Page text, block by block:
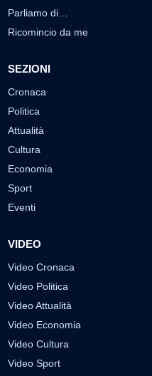
Parliamo di…
Ricomincio da me
SEZIONI
Cronaca
Politica
Attualità
Cultura
Economia
Sport
Eventi
VIDEO
Video Cronaca
Video Politica
Video Attualità
Video Economia
Video Cultura
Video Sport